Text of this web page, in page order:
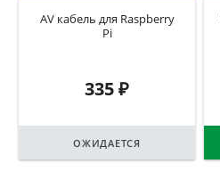
AV кабель для Raspberry
Pi
335₽
ОЖИДАЕТСЯ